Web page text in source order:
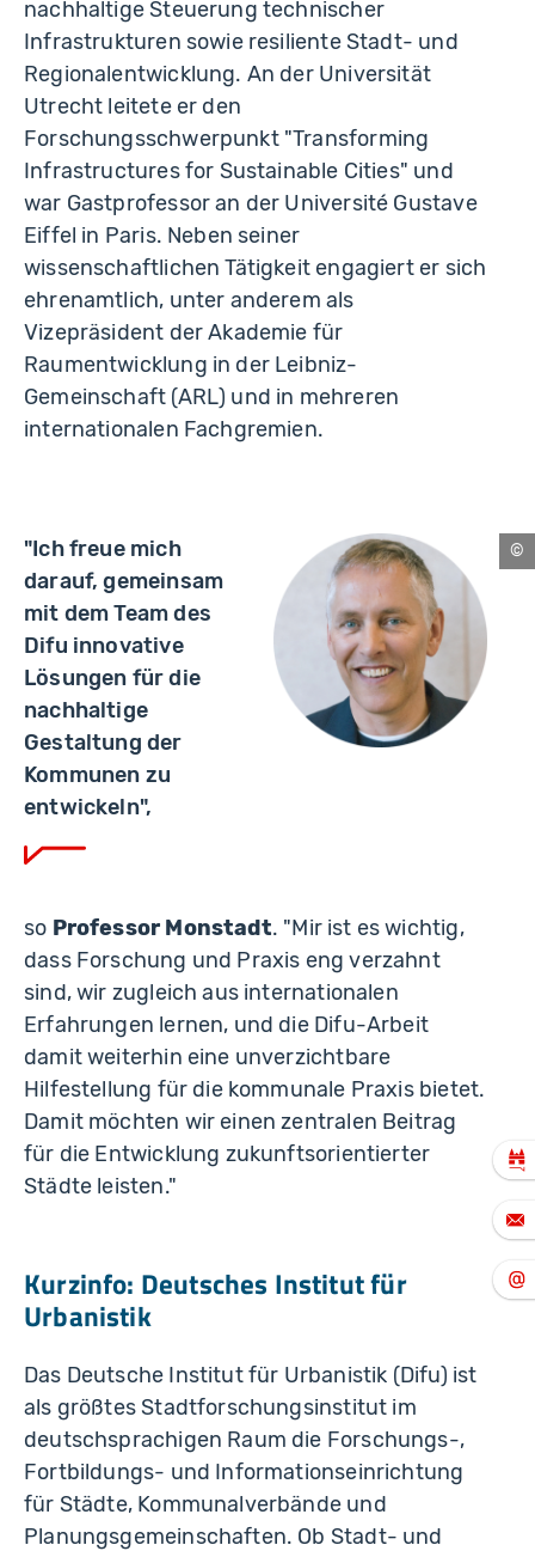
nachhaltige Steuerung technischer
Infrastrukturen sowie resiliente Stadt- und
Regionalentwicklung. An der Universität
Utrecht leitete er den
Forschungsschwerpunkt "Transforming
Infrastructures for Sustainable Cities" und
war Gastprofessor an der Université Gustave
Eiffel in Paris. Neben seiner
wissenschaftlichen Tätigkeit engagiert er sich
ehrenamtlich, unter anderem als
Vizepräsident der Akademie für
Raumentwicklung in der Leibniz-
Gemeinschaft (ARL) und in mehreren
internationalen Fachgremien.
"Ich freue mich
darauf, gemeinsam
mit dem Team des
Difu innovative
Lösungen für die
nachhaltige
Gestaltung der
Kommunen zu
entwickeln",
so Professor Monstadt. "Mir ist es wichtig,
dass Forschung und Praxis eng verzahnt
sind, wir zugleich aus internationalen
Erfahrungen lernen, und die Difu-Arbeit
damit weiterhin eine unverzichtbare
Hilfestellung für die kommunale Praxis bietet.
Damit möchten wir einen zentralen Beitrag
für die Entwicklung zukunftsorientierter
Städte leisten."
Kurzinfo: Deutsches Institut für
Urbanistik
Das Deutsche Institut für Urbanistik (Difu) ist
als größtes Stadtforschungsinstitut im
deutschsprachigen Raum die Forschungs-,
Fortbildungs- und Informationseinrichtung
für Städte, Kommunalverbände und
Planungsgemeinschaften. Ob Stadt- und